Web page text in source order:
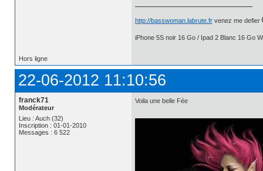
http://basswoman.labrute.frvenez me defier
iPhone 5S noir 16 Go / Ipad 2 Blanc 16 Go
Hors ligne
22-06-2012 11:10:56
franck71
Modérateur
Lieu : Auch (32)
Inscription : 01-01-2010
Messages : 6 522
Voila une belle Fée